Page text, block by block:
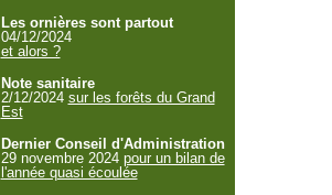
Les ornières sont partout
04/12/2024
et alors ?
Note sanitaire
2/12/2024 sur les forêts du Grand
Est
Dernier Conseil d'Administration
29 novembre 2024 pour un bilan de
l'année quasi écoulée